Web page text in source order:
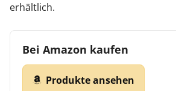
erhältlich.
Bei Amazon kaufen
Produkte ansehen